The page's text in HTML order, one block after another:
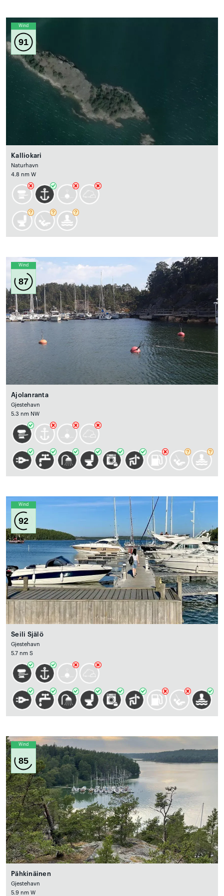
Wind
91
Kalliokari
Naturhavn
4.8 nm W
Wind
87
Ajolanranta
Gjestehavn
5.3 nm NW
Wind
92
Seili Själö
Gjestehavn
5.7 nm S
Wind
85
Pähkinäinen
Gjestehavn
5.9 nm W